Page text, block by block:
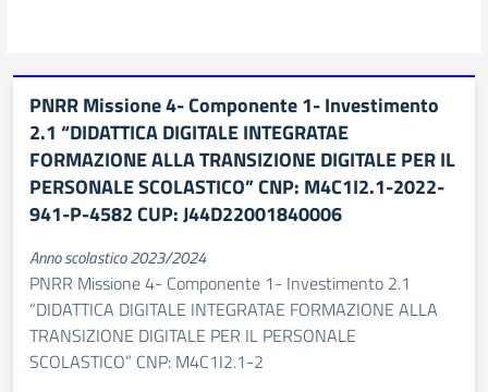
PNRR Missione 4- Componente 1- Investimento
2.1 “DIDATTICA DIGITALE INTEGRATAE
FORMAZIONE ALLA TRANSIZIONE DIGITALE PER IL
PERSONALE SCOLASTICO” CNP: M4C1I2.1-2022-
941-P-4582 CUP: J44D22001840006
Anno scolastico 2023/2024
PNRR Missione 4- Componente 1- Investimento 2.1
“DIDATTICA DIGITALE INTEGRATAE FORMAZIONE ALLA
TRANSIZIONE DIGITALE PER IL PERSONALE
SCOLASTICO” CNP: M4C1I2.1-2